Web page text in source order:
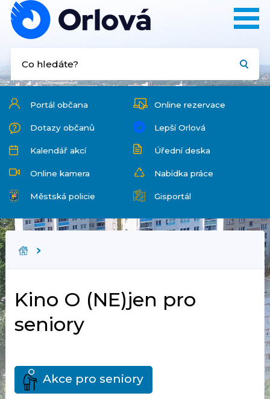
Portál občana Online rezervace
Dotazy občanů Lepší Orlová
Kalendář akcí Úřední deska
Online kamera Nabídka práce
Městská policie Gisportál
Kino O (NE)jen pro
seniory
Akce pro seniory